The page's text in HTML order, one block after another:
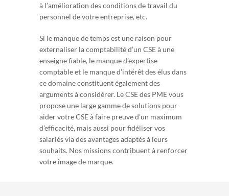
à l’amélioration des conditions de travail du
personnel de votre entreprise, etc.
Si le manque de temps est une raison pour
externaliser la comptabilité d’un CSE à une
enseigne fiable, le manque d’expertise
comptable et le manque d’intérêt des élus dans
ce domaine constituent également des
arguments à considérer. Le CSE des PME vous
propose une large gamme de solutions pour
aider votre CSE à faire preuve d’un maximum
d’efficacité, mais aussi pour fidéliser vos
salariés via des avantages adaptés à leurs
souhaits. Nos missions contribuent à renforcer
votre image de marque.